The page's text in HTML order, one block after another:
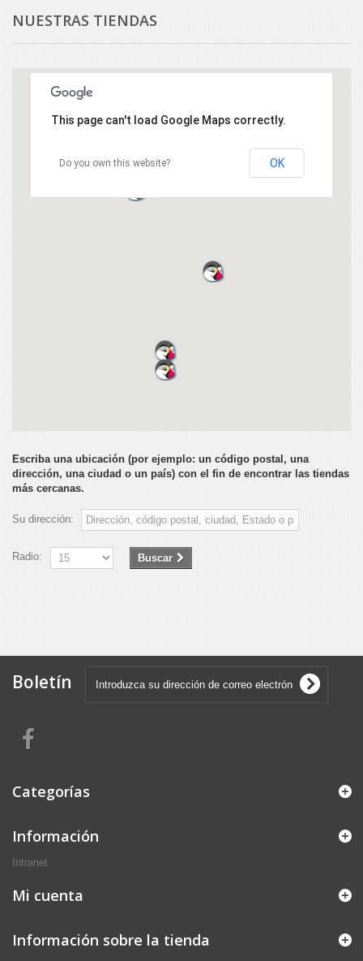
NUESTRAS TIENDAS
This page can't load Google Maps correctly.
Do you own this website? OK
Escriba una ubicación (por ejemplo: un código postal, una
dirección, una ciudad o un país) con el fin de encontrar las tiendas
más cercanas.
Su dirección:
Radio: Buscar
Boletín
Categorías
Información
Intranet
Mi cuenta
Información sobre la tienda